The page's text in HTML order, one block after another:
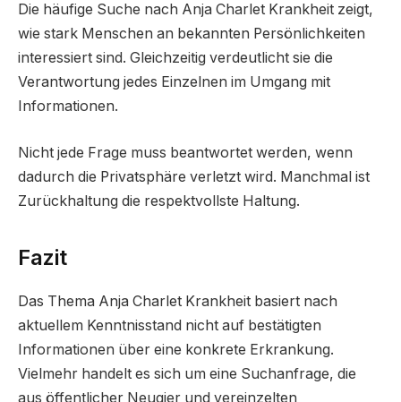
Die häufige Suche nach Anja Charlet Krankheit zeigt,
wie stark Menschen an bekannten Persönlichkeiten
interessiert sind. Gleichzeitig verdeutlicht sie die
Verantwortung jedes Einzelnen im Umgang mit
Informationen.
Nicht jede Frage muss beantwortet werden, wenn
dadurch die Privatsphäre verletzt wird. Manchmal ist
Zurückhaltung die respektvollste Haltung.
Fazit
Das Thema Anja Charlet Krankheit basiert nach
aktuellem Kenntnisstand nicht auf bestätigten
Informationen über eine konkrete Erkrankung.
Vielmehr handelt es sich um eine Suchanfrage, die
aus öffentlicher Neugier und vereinzelten